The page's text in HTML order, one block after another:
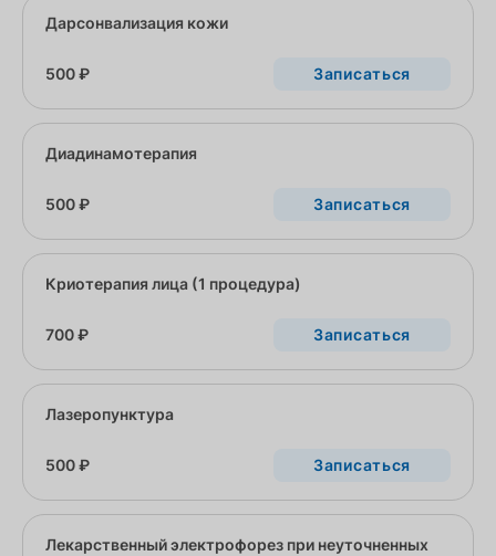
Дарсонвализация кожи
500 ₽ Записаться
Диадинамотерапия
500 ₽ Записаться
Криотерапия лица (1 процедура)
700 ₽ Записаться
Лазеропунктура
500 ₽ Записаться
Лекарственный электрофорез при неуточненных